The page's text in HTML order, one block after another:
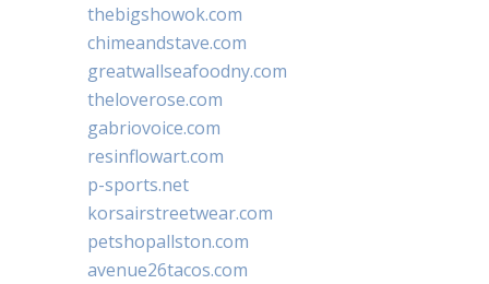
thebigshowok.com
chimeandstave.com
greatwallseafoodny.com
theloverose.com
gabriovoice.com
resinflowart.com
p-sports.net
korsairstreetwear.com
petshopallston.com
avenue26tacos.com